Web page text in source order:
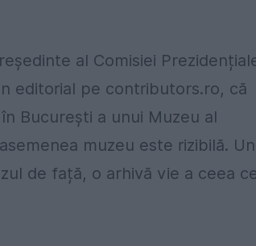
al Comisiei
editorial pe contributors.ro, că
București a unui Muzeu al
muzeu este rizibilă. Un
de față, o arhivă vie a ceea